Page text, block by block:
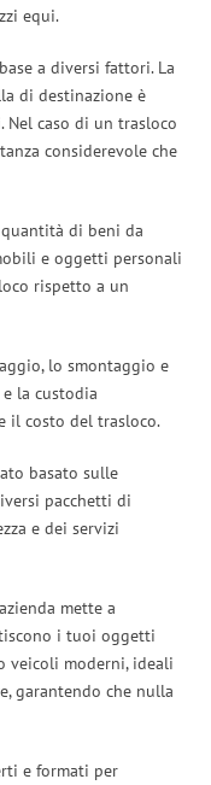
equi.
a diversi fattori. La
di destinazione è
caso di un trasloco
considerevole che
di beni da
e oggetti personali
rispetto a un
lo smontaggio e
la custodia
il costo del trasloco.
basato sulle
pacchetti di
e dei servizi
mette a
i tuoi oggetti
veicoli moderni, ideali
garantendo che nulla
e formati per